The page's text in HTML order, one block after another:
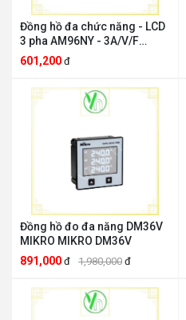
Đồng hồ đa chức năng - LCD
3 pha AM96NY - 3A/V/F
ANDELI AM96NY - 3A/V/F
601,200 đ
Đồng hồ đo đa năng DM36V
MIKRO MIKRO DM36V
891,000 đ 1,980,000 đ